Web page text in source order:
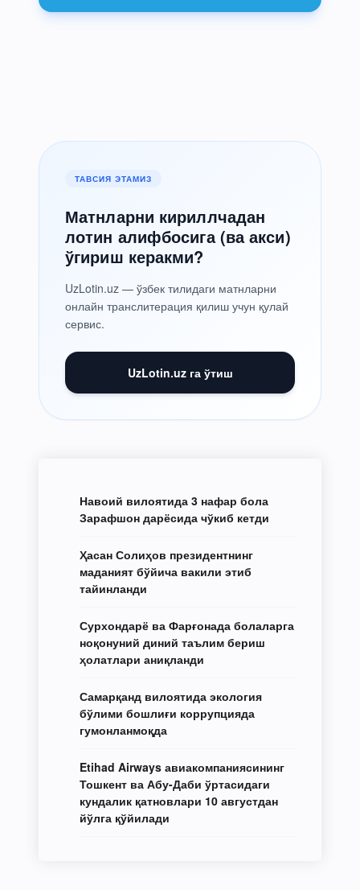
ТАВСИЯ ЭТАМИЗ
Матнларни кириллчадан
лотин алифбосига (ва акси)
ўгириш керакми?
UzLotin.uz — ўзбек тилидаги матнларни
онлайн транслитерация қилиш учун қулай
сервис.
UzLotin.uz га ўтиш
Навоий вилоятида 3 нафар бола
Зарафшон дарёсида чўкиб кетди
Ҳасан Солиҳов президентнинг
маданият бўйича вакили этиб
тайинланди
Сурхондарё ва Фарғонада болаларга
ноқонуний диний таълим бериш
ҳолатлари аниқланди
Самарқанд вилоятида экология
бўлими бошлиғи коррупцияда
гумонланмоқда
Etihad Airways авиакомпаниясининг
Тошкент ва Абу-Даби ўртасидаги
кундалик қатновлари 10 августдан
йўлга қўйилади